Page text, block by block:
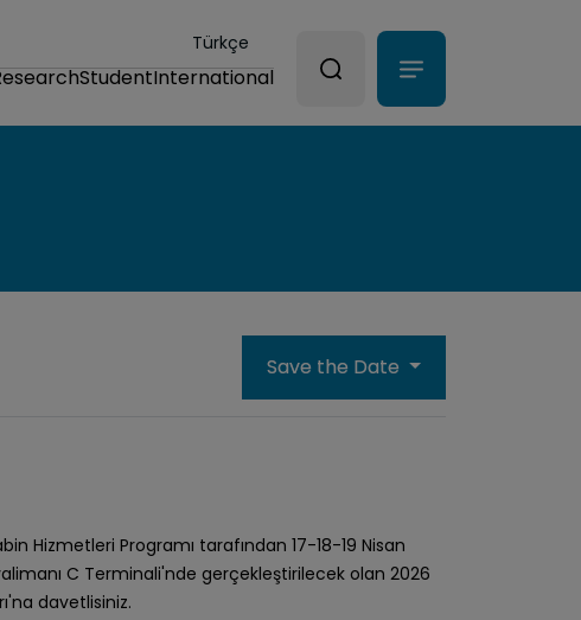
Türkçe
StudentInternational
Save the Date
Hizmetleri Programı tarafından 17-18-19 Nisan
C Terminali'nde gerçekleştirilecek olan 2026
davetlisiniz.